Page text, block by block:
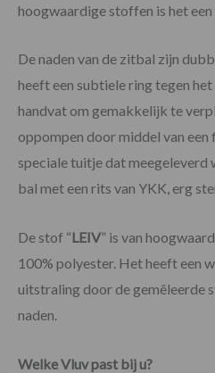
hoogwaardige stoffen is het een
De naden van de zitbal zijn
heeft een subtiele ring tegen
handvat om gemakkelijk te
oppompen door middel van
speciale tuitje dat meegeleverd
bal met een rits van YKK, erg
De stof “LEIV” is van
100% polyester. Het heeft een
uitstraling door de gemêleerde
naden.
Welke Vluv past bij u?